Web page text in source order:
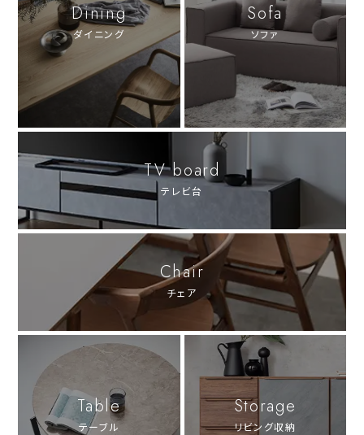
Dining
ダイニング
Sofa
ソファ
TV board
テレビ台
Chair
チェア
Table
テーブル
Storage
リビング収納